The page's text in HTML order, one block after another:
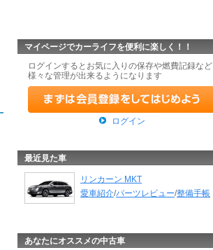
マイページでカーライフを便利に楽しく！！
ログインするとお気に入りの保存や燃費記録など
様々な管理が出来るようになります
ログイン
最近見た車
リンカーン MKT
愛車紹介/パーツレビュー/整備手帳
あなたにオススメの中古車